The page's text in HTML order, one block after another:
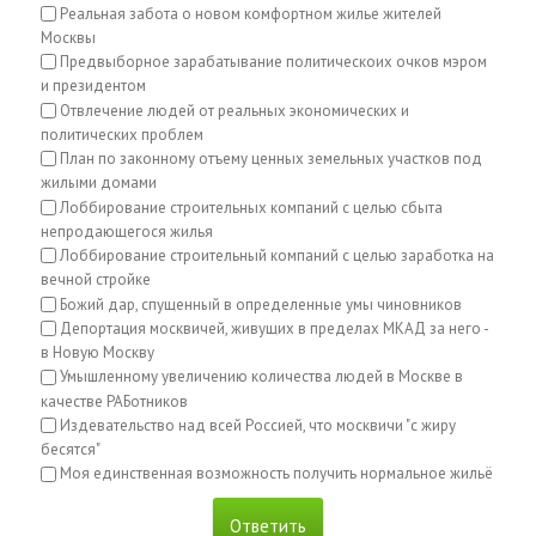
Реальная забота о новом комфортном жилье жителей
Москвы
Предвыборное зарабатывание политическоих очков мэром
и президентом
Отвлечение людей от реальных экономических и
политических проблем
План по законному отъему ценных земельных участков под
жилыми домами
Лоббирование строительных компаний с целью сбыта
непродающегося жилья
Лоббирование строительный компаний с целью заработка на
вечной стройке
Божий дар, спущенный в определенные умы чиновников
Депортация москвичей, живущих в пределах МКАД за него -
в Новую Москву
Умышленному увеличению количества людей в Москве в
качестве РАБотников
Издевательство над всей Россией, что москвичи "с жиру
бесятся"
Моя единственная возможность получить нормальное жильё